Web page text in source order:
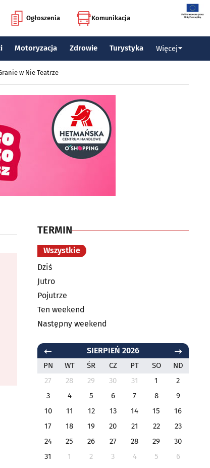
Ogłoszenia Komunikacja
Motoryzacja Zdrowie Turystyka Więcej
w Nie Teatrze
TERMIN
Wszystkie
Dziś
Jutro
Pojutrze
Ten weekend
Następny weekend
SIERPIEŃ 2026
PN WT ŚR CZ PT SO
ND
27
28 29 30 31 1
2
3
4 5 6 7 8
9
10
11 12 13 14 15
16
17
18 19 20 21 22
23
24
25 26 27 28 29
30
31
1 2 3 4 5 6